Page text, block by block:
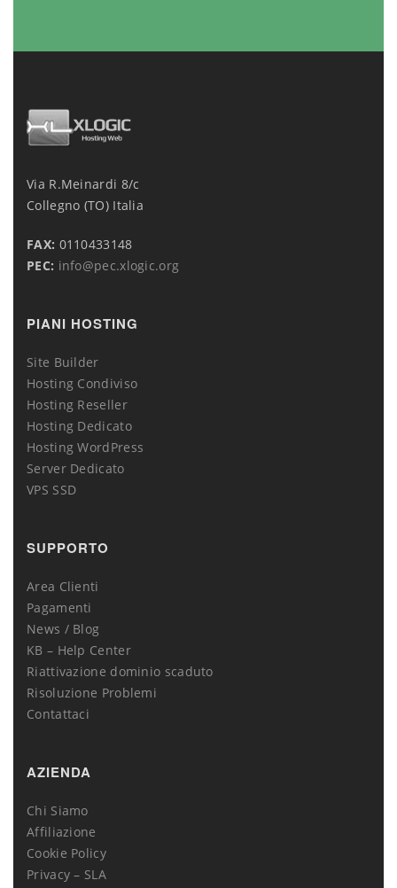
Via R.Meinardi 8/c
Collegno (TO) Italia
FAX: 0110433148
PEC: info@pec.xlogic.org
PIANI HOSTING
Site Builder
Hosting Condiviso
Hosting Reseller
Hosting Dedicato
Hosting WordPress
Server Dedicato
VPS SSD
SUPPORTO
Area Clienti
Pagamenti
News / Blog
KB – Help Center
Riattivazione dominio scaduto
Risoluzione Problemi
Contattaci
AZIENDA
Chi Siamo
Affiliazione
Cookie Policy
Privacy – SLA